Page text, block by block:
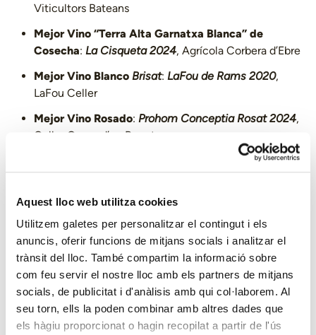
Aquest lloc web utilitza cookies
Utilitzem galetes per personalitzar el contingut i els
anuncis, oferir funcions de mitjans socials i analitzar el
trànsit del lloc. També compartim la informació sobre
com feu servir el nostre lloc amb els partners de mitjans
socials, de publicitat i d'anàlisis amb qui col·laborem. Al
seu torn, ells la poden combinar amb altres dades que
els hàgiu proporcionat o hagin recopilat a partir de l'ús
Viticultors Bateans
Mejor Vino “Terra Alta Garnatxa Blanca” de
Cosecha: La Cisqueta 2024, Agrícola Corbera d’Ebre
Mejor Vino Blanco Brisat: LaFou de Rams 2020,
LaFou Celler
Mejor Vino Rosado: Prohom Conceptia Rosat 2024,
Celler Coma d’en Bonet
Mas d’en Pol 2024,
Mejor Vino Negro con Paso por Barrica
Roure 2023, Altavins Viticultors
Mejor Vino Negro Barrica/Roble/Crianza:4G 2022
Celler Vilanova
Mejor Vino Espumoso:La Senyoria Rosat 2020 , Les
Vinyes del Convent
Mejor Vino de Licor : Ex aequo,Poble Vell Blanc